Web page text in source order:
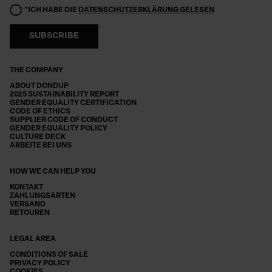
THE COMPANY
ABOUT DONDUP
2025 SUSTAINABILITY REPORT
GENDER EQUALITY CERTIFICATION
CODE OF ETHICS
SUPPLIER CODE OF CONDUCT
GENDER EQUALITY POLICY
CULTURE DECK
ARBEITE BEI UNS
HOW WE CAN HELP YOU
KONTAKT
ZAHLUNGSARTEN
VERSAND
RETOUREN
LEGAL AREA
CONDITIONS OF SALE
PRIVACY POLICY
*ICH HABE DIE DATENSCHUTZERKLÄRUNG GELESEN
SUBSCRIBE